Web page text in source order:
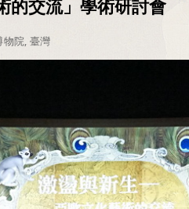
的交流」學術研討會
院, 臺灣